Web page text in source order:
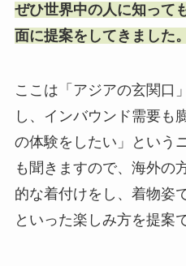
ぜひ世界中の人に知って
面に提案をしてきました。
ここは「アジアの玄関口
し、インバウンド需要も
の体験をしたい」という
も聞きますので、海外の
的な着付けをし、着物姿
といった楽しみ方を提案